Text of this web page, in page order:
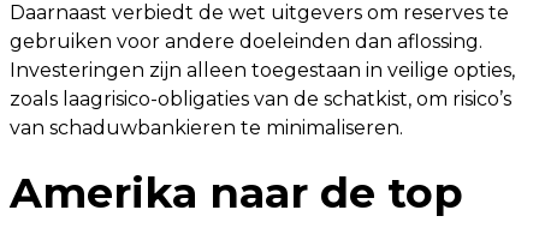
Daarnaast verbiedt de wet uitgevers om reserves te
gebruiken voor andere doeleinden dan aflossing.
Investeringen zijn alleen toegestaan in veilige opties,
zoals laagrisico-obligaties van de schatkist, om risico’s
van schaduwbankieren te minimaliseren.
Amerika naar de top